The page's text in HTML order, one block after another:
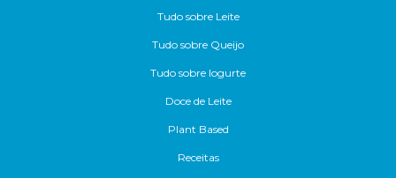
Tudo sobre Leite
Tudo sobre Queijo
Tudo sobre Iogurte
Doce de Leite
Plant Based
Receitas